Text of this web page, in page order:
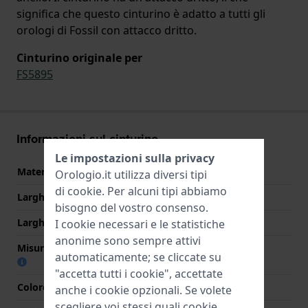
significa che questo cinturino è adatto a tutti gli
orologi di Fossil con attacco dritto.
Cinturino originale per
FS5895
Informazioni sul cinturino
Materiale Cinturino
Tessuto
Larghezza cinturino
22 mm
Larghezza tra Anse
22 mm
Misura cinturino alla fibbia
22 mm
Colore cinturino
Mutlicolore
Le impostazioni sulla privacy
Orologio.it utilizza diversi tipi
di cookie. Per alcuni tipi abbiamo
bisogno del vostro consenso.
I cookie necessari e le statistiche
anonime sono sempre attivi
automaticamente; se cliccate su
"accetta tutti i cookie", accettate
anche i cookie opzionali. Se volete